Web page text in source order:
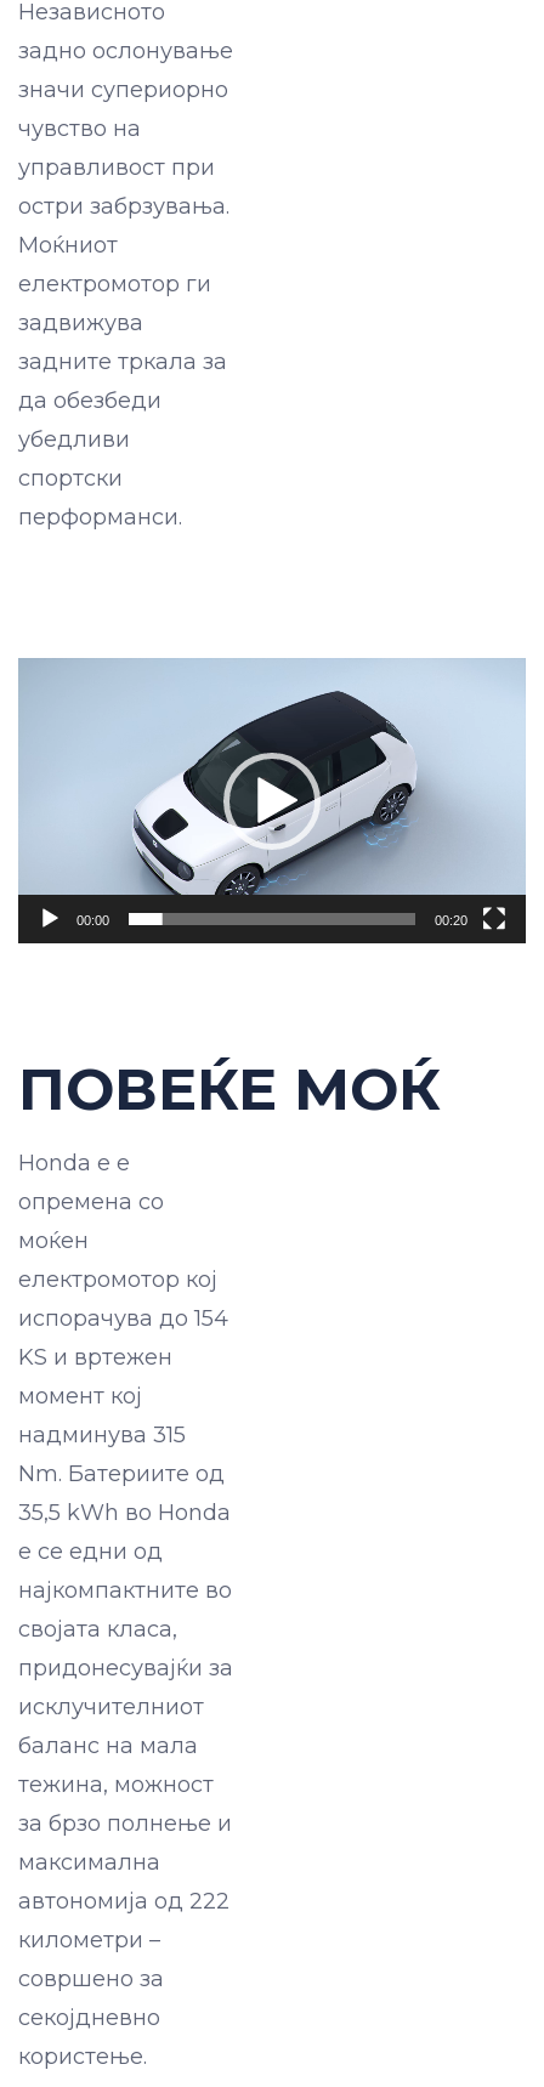
Независното
задно ослонување
значи супериорно
чувство на
управливост при
остри забрзувања.
Моќниот
електромотор ги
задвижува
задните тркала за
да обезбеди
убедливи
спортски
перформанси.
00:00 00:20
ПОВЕЌЕ МОЌ
Honda e е
опремена со
моќен
електромотор кој
испорачува до 154
KS и вртежен
момент кој
надминува 315
Nm. Батериите од
35,5 kWh во Honda
e се едни од
најкомпактните во
својата класа,
придонесувајќи за
исклучителниот
баланс на мала
тежина, можност
за брзо полнење и
максимална
автономија од 222
километри –
совршено за
секојдневно
користење.